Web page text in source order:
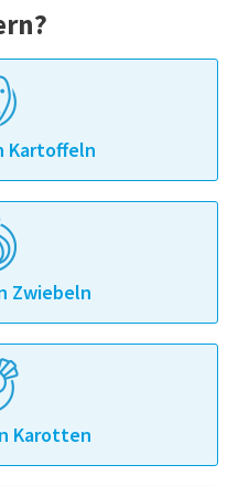
Kartoffeln
Zwiebeln
Karotten